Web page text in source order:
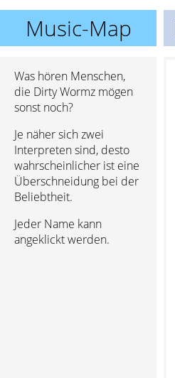
Music-Map
Was hören Menschen,
die Dirty Wormz mögen
sonst noch?
Je näher sich zwei
Interpreten sind, desto
wahrscheinlicher ist eine
Überschneidung bei der
Beliebtheit.
Jeder Name kann
angeklickt werden.